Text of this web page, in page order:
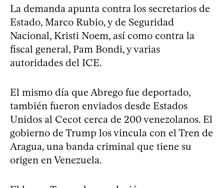
La demanda apunta contra los secretarios de
Estado, Marco Rubio, y de Seguridad
Nacional, Kristi Noem, así como contra la
fiscal general, Pam Bondi, y varias
autoridades del ICE.
El mismo día que Abrego fue deportado,
también fueron enviados desde Estados
Unidos al Cecot cerca de 200 venezolanos. El
gobierno de Trump los vincula con el Tren de
Aragua, una banda criminal que tiene su
origen en Venezuela.